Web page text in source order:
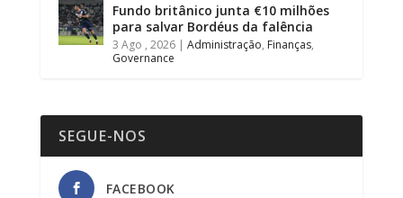
Fundo britânico junta €10 milhões
para salvar Bordéus da falência
3 Ago , 2026| Administração, Finanças,
Governance
SEGUE-NOS
FACEBOOK